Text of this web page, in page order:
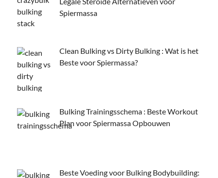
Spiermassa
Clean Bulking vs Dirty Bulking : Wat is het
Beste voor Spiermassa?
Bulking Trainingsschema : Beste Workout
Plan voor Spiermassa Opbouwen
Beste Voeding voor Bulking Bodybuilding: